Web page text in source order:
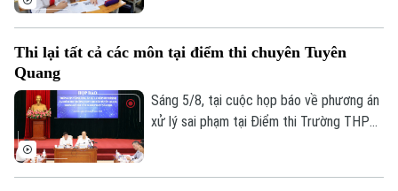
Thi lại tất cả các môn tại điểm thi chuyên Tuyên
Quang
Sáng 5/8, tại cuộc họp báo về phương án
xử lý sai phạm tại Điểm thi Trường THPT